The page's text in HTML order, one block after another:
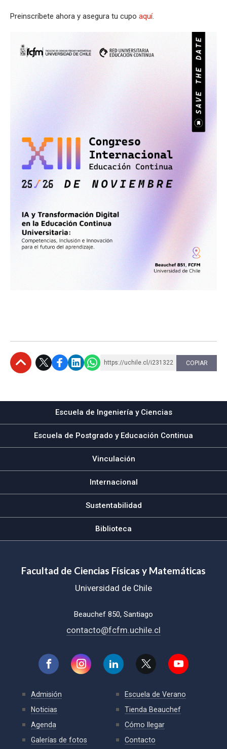
Preinscríbete ahora y asegura tu cupo aquí.
https://uchile.cl/i231322 COPIAR
Escuela de Ingeniería y Ciencias
Escuela de Postgrado y Educación Continua
Vinculación
Internacional
Sustentabilidad
Biblioteca
Facultad de Ciencias Físicas y Matemáticas
Universidad de Chile
Beauchef 850, Santiago
contacto@fcfm.uchile.cl
Admisión
Noticias
Agenda
Galerías de fotos
Escuela de Verano
Tienda Beauchef
Cómo llegar
Contacto